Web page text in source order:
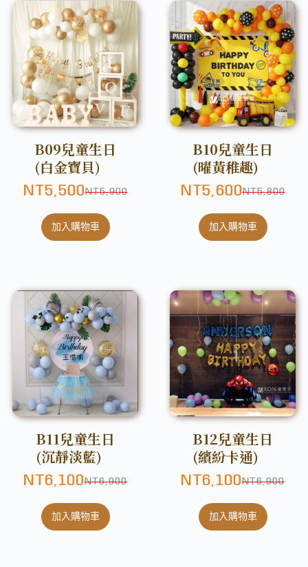
B09兒童生日
(白金寶貝)
NT5,900
NT5,500
加入購物車
B10兒童生日
(曜黃稚趣)
NT5,800
NT5,600
加入購物車
B11兒童生日
(沉靜淡藍)
NT6,900
NT6,100
加入購物車
B12兒童生日
(繽紛卡通)
NT6,900
NT6,100
加入購物車